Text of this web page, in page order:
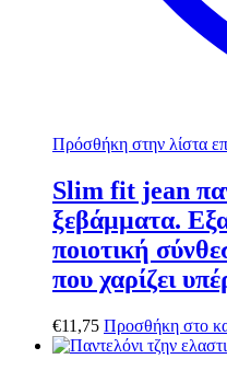
Πρόσθήκη στην λίστα
Slim fit jean
ξεβάμματα.
ποιοτική
που χαρίζει
€11,75 Προσθήκη στο